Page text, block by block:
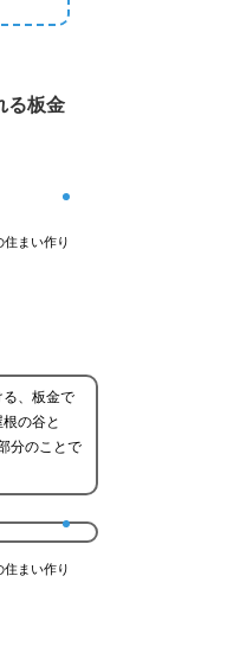
る板金
住まい作り
、板金で
の谷と
分のことで
住まい作り